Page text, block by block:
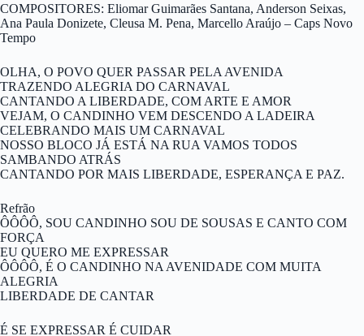
COMPOSITORES: Eliomar Guimarães Santana, Anderson Seixas,
Ana Paula Donizete, Cleusa M. Pena, Marcello Araújo – Caps Novo
Tempo
OLHA, O POVO QUER PASSAR PELA AVENIDA
TRAZENDO ALEGRIA DO CARNAVAL
CANTANDO A LIBERDADE, COM ARTE E AMOR
VEJAM, O CANDINHO VEM DESCENDO A LADEIRA
CELEBRANDO MAIS UM CARNAVAL
NOSSO BLOCO JÁ ESTÁ NA RUA VAMOS TODOS
SAMBANDO ATRÁS
CANTANDO POR MAIS LIBERDADE, ESPERANÇA E PAZ.
Refrão
ÔÔÔÔ, SOU CANDINHO SOU DE SOUSAS E CANTO COM
FORÇA
EU QUERO ME EXPRESSAR
ÔÔÔÔ, É O CANDINHO NA AVENIDADE COM MUITA
ALEGRIA
LIBERDADE DE CANTAR
É SE EXPRESSAR É CUIDAR